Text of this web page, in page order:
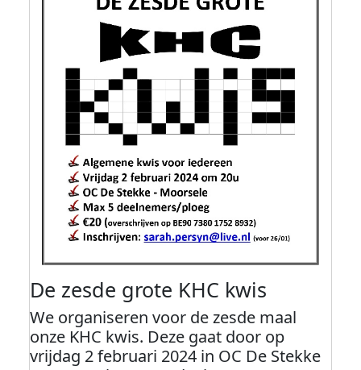
De zesde grote KHC kwis
We organiseren voor de zesde maal
onze KHC kwis. Deze gaat door op
vrijdag 2 februari 2024 in OC De Stekke